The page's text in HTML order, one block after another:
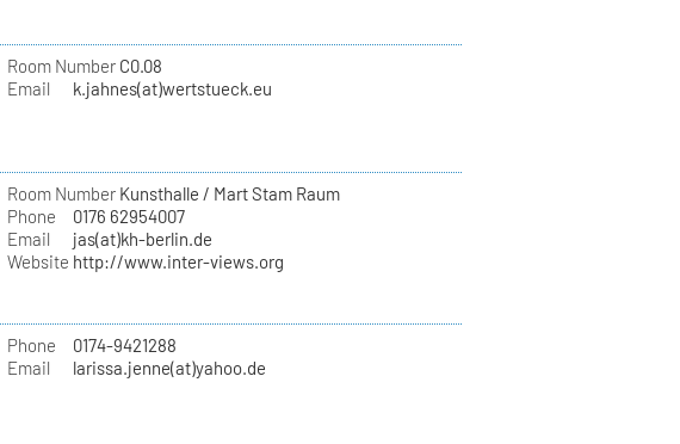
Room NumberC0.08
Email
k.jahnes(at)wertstueck.eu
Room NumberKunsthalle / Mart Stam Raum
Phone
0176 62954007
Email
jas(at)kh-berlin.de
Website http://www.inter-views.org
Phone
0174-9421288
Email
larissa.jenne(at)yahoo.de